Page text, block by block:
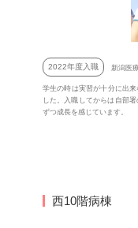
2022年度入職 新潟医
学生の時は実習が十分に出
した。入職してからは自部
ずつ成長を感じています。
西10階病棟